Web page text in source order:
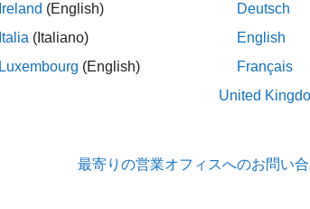
Ireland (English)
Italia (Italiano)
Luxembourg (English)
Deutsch
English
Français
United
最寄りの営業オフィスへのお問い